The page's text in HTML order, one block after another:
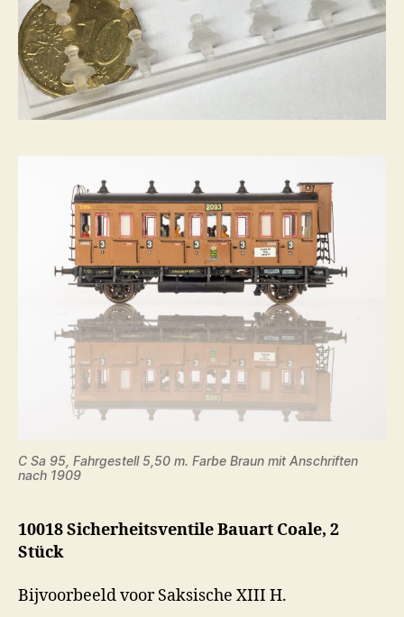
C Sa 95, Fahrgestell 5,50 m. Farbe Braun mit Anschriften
nach 1909
10018 Sicherheitsventile Bauart Coale, 2
Stück
Bijvoorbeeld voor Saksische XIII H.